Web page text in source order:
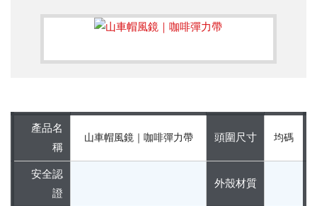
產品名
稱
山車帽風鏡｜咖啡彈力帶 頭圍尺寸 均碼
安全認
證
外殼材質